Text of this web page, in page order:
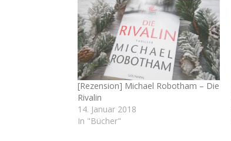
[Rezension] Michael Robotham – Die
Rivalin
14. Januar 2018
In "Bücher"